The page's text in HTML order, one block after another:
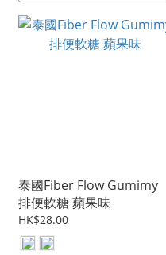
泰國Fiber Flow Gumimy
排便軟糖 蘋果味
HK$28.00